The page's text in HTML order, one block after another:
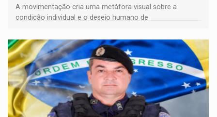
A movimentação cria uma metáfora visual sobre a
condição individual e o desejo humano de